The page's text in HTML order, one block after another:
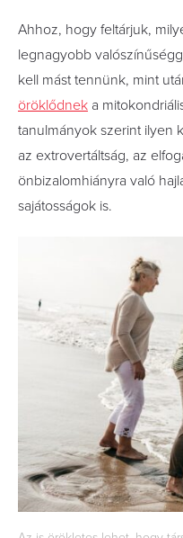
Ahhoz, hogy feltárjuk,
legnagyobb
kell mást tennünk, mint
öröklődnek a
tanulmányok szerint ilyen
az extrovertáltság, az
önbizalomhiányra való
sajátosságok is.